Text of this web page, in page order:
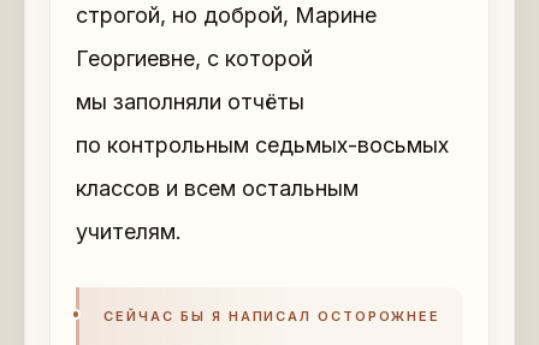
строгой, но доброй, Марине
Георгиевне, с которой
мы заполняли отчёты
по контрольным седьмых-восьмых
классов и всем остальным
учителям.
СЕЙЧАС БЫ Я НАПИСАЛ ОСТОРОЖНЕЕ